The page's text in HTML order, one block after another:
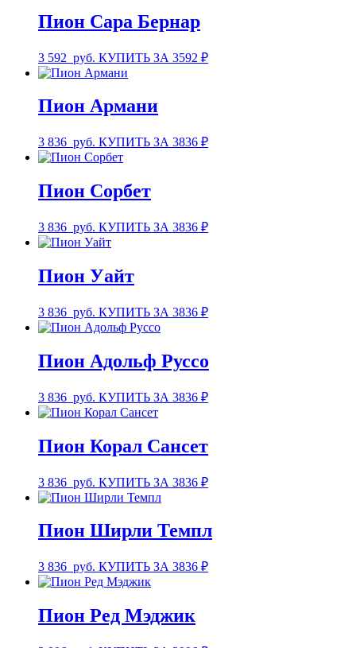
Пион Сара Бернар
3 592 руб. КУПИТЬ ЗА 3592 ₽
Пион Армани
3 836 руб. КУПИТЬ ЗА 3836 ₽
Пион Сорбет
3 836 руб. КУПИТЬ ЗА 3836 ₽
Пион Уайт
3 836 руб. КУПИТЬ ЗА 3836 ₽
Пион Адольф Руссо
3 836 руб. КУПИТЬ ЗА 3836 ₽
Пион Корал Сансет
3 836 руб. КУПИТЬ ЗА 3836 ₽
Пион Ширли Темпл
3 836 руб. КУПИТЬ ЗА 3836 ₽
Пион Ред Мэджик